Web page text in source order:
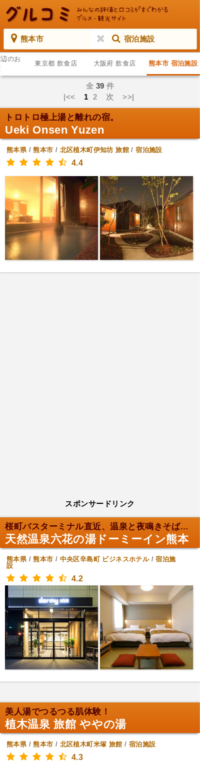
熊本市 宿泊施設
のお
東京都 飲食店 大阪府 飲食店 熊本市 宿泊施設
全 39 件
|<< 1 2 次 >>|
トロトロ極上湯と離れの宿。
Ueki Onsen Yuzen
熊本県/熊本市 / 北区植木町伊知坊 旅館/宿泊施設
4.4
スポンサードリンク
桜町バスターミナル直近、温泉と夜鳴きそば快楽！
天然温泉六花の湯ドーミーイン熊本
熊本県/熊本市 / 中央区辛島町 ビジネスホテル/宿泊施
設
4.2
美人湯でつるつる肌体験！
植木温泉 旅館 ややの湯
熊本県/熊本市 / 北区植木町米塚 旅館 / 宿泊施設
4.3